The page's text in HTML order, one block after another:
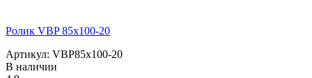
Ролик VBP 85x100-20
Артикул: VBP85x100-20
В наличии